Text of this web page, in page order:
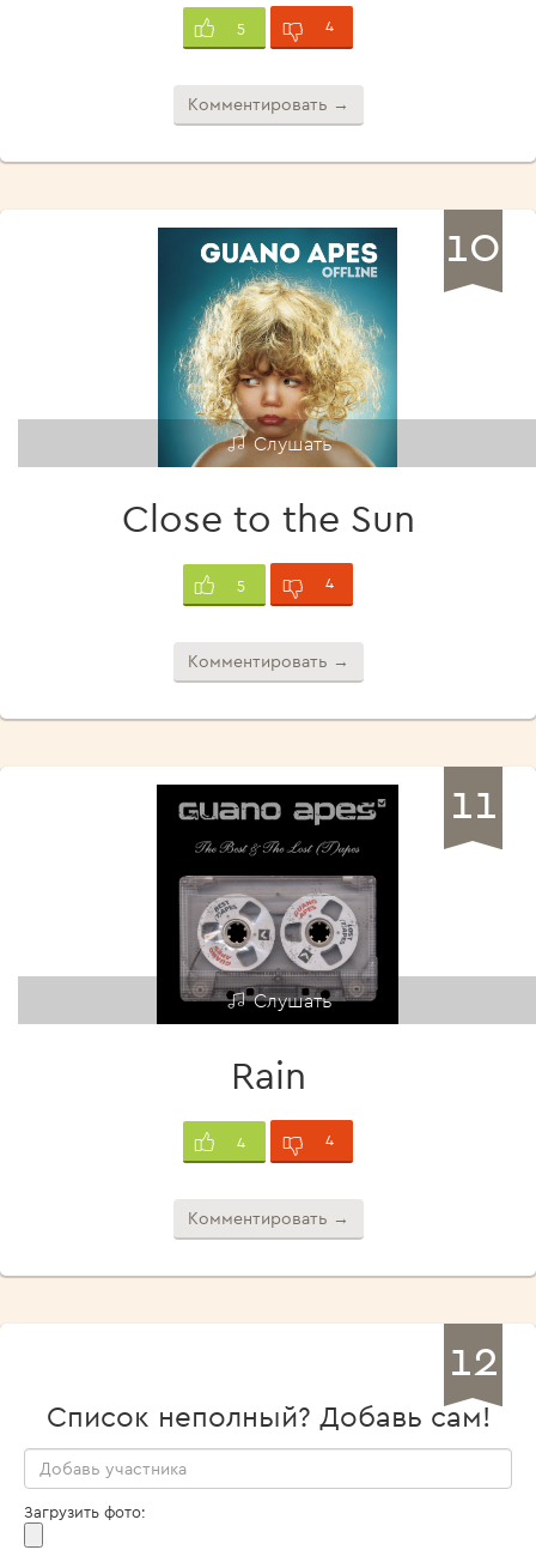
5 4
Комментировать →
10
Слушать
Close to the Sun
5 4
Комментировать →
11
Слушать
Rain
4 4
Комментировать →
12
Список неполный? Добавь сам!
Загрузить фото: